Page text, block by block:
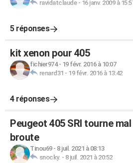
ravidatclaude- 16 janv. 2009 à
5 réponses
kit xenon pour 405
fichier974- 19 févr. 2016 à 10:07
renard31 - 19 févr. 2016 à 13:42
4 réponses
Peugeot 405 SRI tourne
broute
Tinou69- 8 juil. 2021 à 08:13
snocky. - 8 juil. 2021 à 20:52